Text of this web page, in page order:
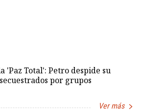
'Paz Total': Petro despide su
por grupos
Ver más